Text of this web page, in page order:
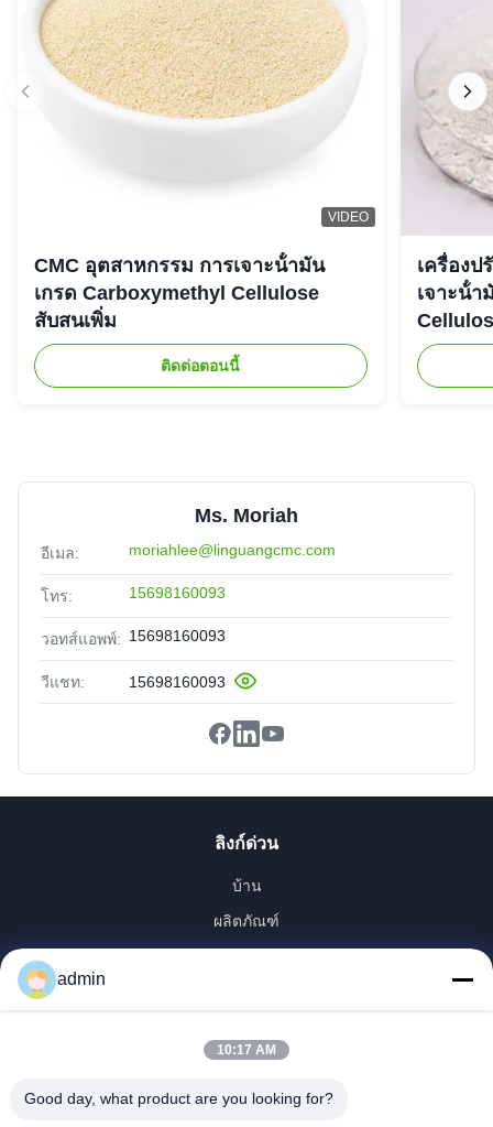
G
G*e
AustriaJan 8.2026
Good product
The effect is better than we expected, this CMC is exactly
what we need, great job!
VIDEO
CMC อุตสาหกรรม การเจาะน้ํามัน
เกรด Carboxymethyl Cellulose
สับสนเพิ่ม
ติดต่อตอนนี้
เครื่องป
เจาะน้ํ
Ms. Moriah
อีเมล: moriahlee@linguangcmc.com
โทร: 15698160093
วอทส์แอพพ์: 15698160093
วีแชท: 15698160093
ลิงก์ด่วน
บ้าน
ผลิตภัณฑ์
ควบคุมคุณภาพ
ติดต่อเรา
admin
10:17 AM
Good day, what product are you looking for?